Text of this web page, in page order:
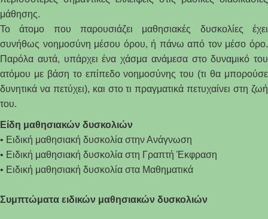
μάθησης.
Το άτομο που παρουσιάζει μαθησιακές δυσκολίες έχει
συνήθως νοημοσύνη μέσου όρου, ή πάνω από τον μέσο όρο.
Παρόλα αυτά, υπάρχει ένα χάσμα ανάμεσα στο δυναμικό του
ατόμου με βάση το επίπεδο νοημοσύνης του (τι θα μπορούσε
δυνητικά να πετύχει), και στο τι πραγματικά πετυχαίνει στη ζωή
του.
Είδη μαθησιακών δυσκολιών
• Ειδική μαθησιακή δυσκολία στην Ανάγνωση
• Ειδική μαθησιακή δυσκολία στη Γραπτή Έκφραση
• Ειδική μαθησιακή δυσκολία στα Μαθηματικά
Συμπτώματα ειδικών μαθησιακών δυσκολιών